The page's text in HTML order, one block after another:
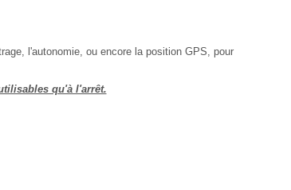
l'autonomie, ou encore la position GPS, pour
qu'à l'arrêt.